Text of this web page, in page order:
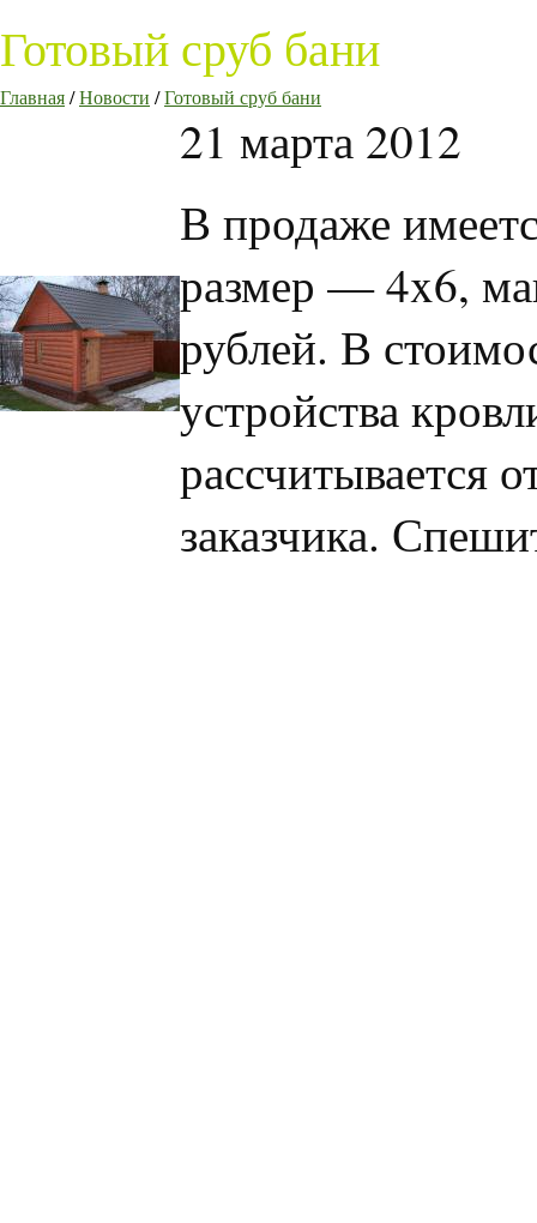
Готовый сруб бани
Главная/Новости /Готовый сруб бани
21 марта 2012
В продаже
размер — 4x6,
рублей. В
устройства
рассчитывается
заказчика.